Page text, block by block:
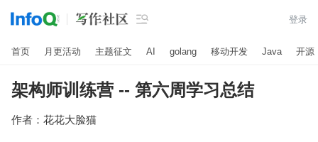
 登录
首页 月更活动 主题征文 AI golang 移动开发 Java 开源
架构师训练营 -- 第六周学习总结
作者： 花花大脸猫